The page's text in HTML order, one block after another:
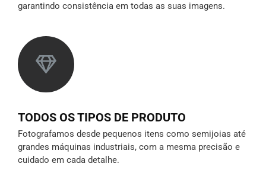
garantindo consistência em todas as suas imagens.
TODOS OS TIPOS DE PRODUTO
Fotografamos desde pequenos itens como semijoias até
grandes máquinas industriais, com a mesma precisão e
cuidado em cada detalhe.